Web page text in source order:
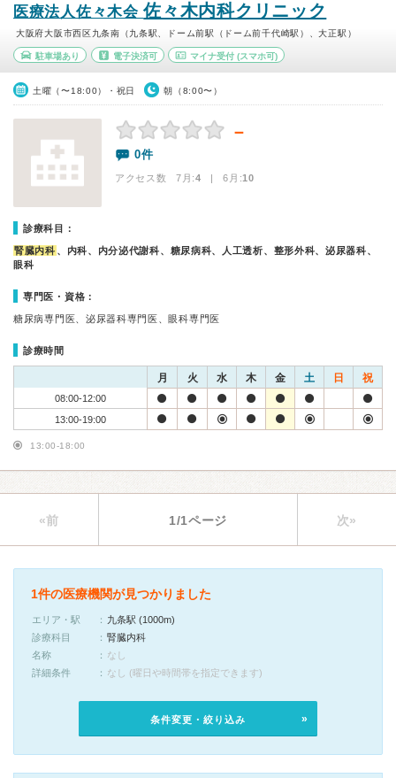
医療法人佐々木会佐々木内科クリニック
大阪府大阪市西区九条南（九条駅、ドーム前駅（ドーム前千代崎駅）、大正駅）
駐車場あり 電子決済可 マイナ受付 (スマホ可)
土曜（〜18:00）・祝日 朝（8:00〜）
－
0件
アクセス数 7月:4 | 6月:10
診療科目：
腎臓内科 、内科、内分泌代謝科、糖尿病科、人工透析、整形外科、泌尿器科、
眼科
専門医・資格：
糖尿病専門医、泌尿器科専門医、眼科専門医
診療時間
月 火 水 木 金 土 日 祝
08:00-12:00
13:00-19:00
13:00-18:00
«前 1/1ページ 次»
1件の医療機関が見つかりました
エリア・駅
九条駅 (1000m)
診療科目
腎臓内科
名称
なし
詳細条件
なし (曜日や時間帯を指定できます)
条件変更・絞り込み